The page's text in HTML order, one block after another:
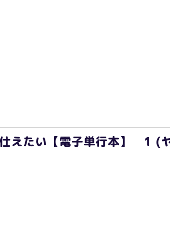
えたい【電子単行本】 1 (